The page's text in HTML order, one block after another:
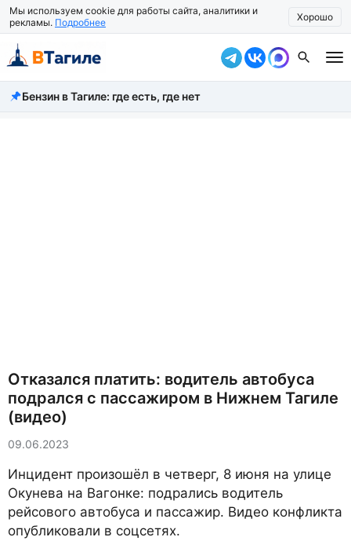
Мы используем cookie для работы сайта, аналитики и
рекламы. Подробнее Хорошо
Все новости
Бензин в Тагиле: где есть, где нет
Отказался платить: водитель автобуса
подрался с пассажиром в Нижнем Тагиле
(видео)
09.06.2023
Инцидент произошёл в четверг, 8 июня на улице
Окунева на Вагонке: подрались водитель
рейсового автобуса и пассажир. Видео конфликта
опубликовали в соцсетях.